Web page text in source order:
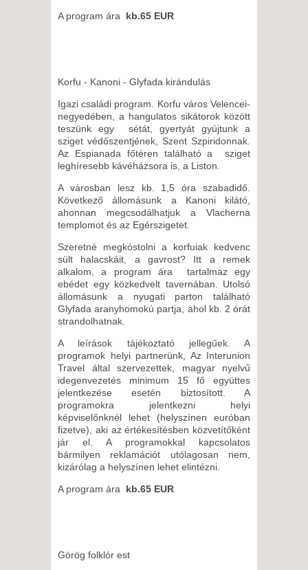
A program ára kb.65 EUR
Korfu - Kanoni - Glyfada kirándulás
Igazi családi program. Korfu város Velencei-
negyedében, a hangulatos sikátorok között
teszünk egy sétát, gyertyát gyújtunk a
sziget védőszentjének, Szent Szpiridonnak.
Az Espianada főtéren található a sziget
leghíresebb kávéházsora is, a Liston.
A városban lesz kb. 1,5 óra szabadidő.
Következő állomásunk a Kanoni kilátó,
ahonnan megcsodálhatjuk a Vlacherna
templomot és az Egérszigetet.
Szeretné megkóstolni a korfuiak kedvenc
sült halacskáit, a gavrost? Itt a remek
alkalom, a program ára tartalmaz egy
ebédet egy közkedvelt tavernában. Utolsó
állomásunk a nyugati parton található
Glyfada aranyhomokú partja, ahol kb. 2 órát
strandolhatnak.
A leírások tájékoztató jellegűek. A
programok helyi partnerünk, Az Interunion
Travel által szervezettek, magyar nyelvű
idegenvezetés minimum 15 fő együttes
jelentkezése esetén biztosított. A
programokra jelentkezni helyi
képviselőnknél lehet (helyszínen euróban
fizetve), aki az értékesítésben közvetítőként
jár el. A programokkal kapcsolatos
bármilyen reklamációt utólagosan nem,
kizárólag a helyszínen lehet elintézni.
A program ára kb.65 EUR
Görög folklór est